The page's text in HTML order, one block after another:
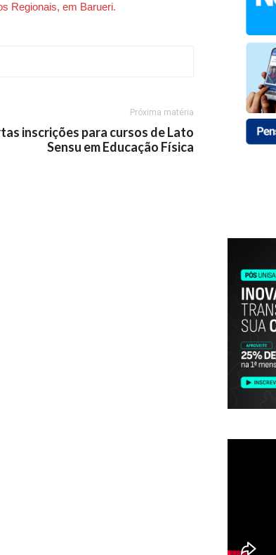
Regionais, em Barueri.
Próxima matéria
inscrições para cursos de Lato
Sensu em Educação Física